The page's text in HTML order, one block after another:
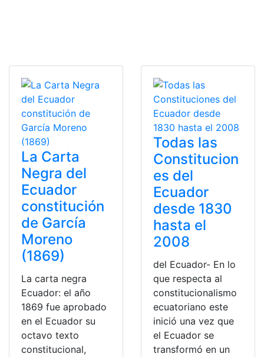
La Carta
Negra del
Ecuador
constitución
de García
Moreno
(1869)
La carta negra
Ecuador: el año
1869 fue aprobado
en el Ecuador su
octavo texto
constitucional,
Todas las
Constitucion
es del
Ecuador
desde 1830
hasta el
2008
del Ecuador- En lo
que respecta al
constitucionalismo
ecuatoriano este
inició una vez que
el Ecuador se
transformó en un